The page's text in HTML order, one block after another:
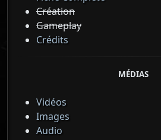
Création
Gameplay
Crédits
MÉDIAS
Vidéos
Images
Audio